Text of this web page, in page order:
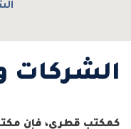
الشركات
كمكتب قطري، فإن